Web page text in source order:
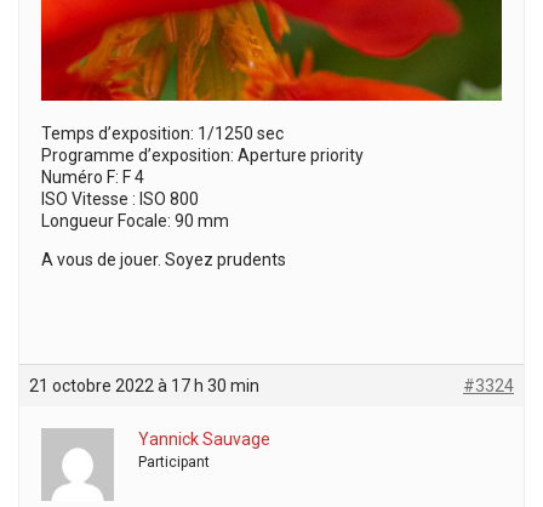
Temps d’exposition: 1/1250 sec
Programme d’exposition: Aperture priority
Numéro F: F 4
ISO Vitesse : ISO 800
Longueur Focale: 90 mm
A vous de jouer. Soyez prudents
21 octobre 2022 à 17 h 30 min #3324
Yannick Sauvage
Participant